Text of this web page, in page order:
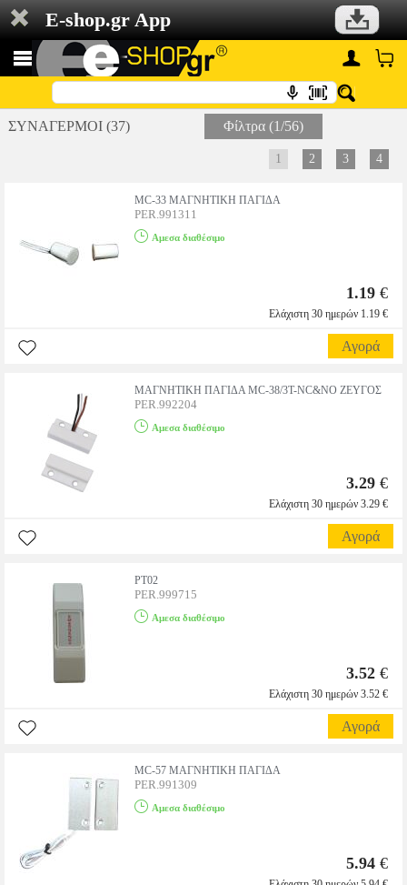
E-shop.gr App
ΣΥΝΑΓΕΡΜΟΙ (37) Φίλτρα (1/56)
1 2 3 4
MC-33 ΜΑΓΝΗΤΙΚΗ ΠΑΓΙΔΑ
PER.991311
Αμεσα διαθέσιμο
1.19 €
Ελάχιστη 30 ημερών 1.19 €
Αγορά
ΜΑΓΝΗΤΙΚΗ ΠΑΓΙΔΑ MC-38/3T-NC&NO ΖΕΥΓΟΣ
PER.992204
Αμεσα διαθέσιμο
3.29 €
Ελάχιστη 30 ημερών 3.29 €
Αγορά
PT02
PER.999715
Αμεσα διαθέσιμο
3.52 €
Ελάχιστη 30 ημερών 3.52 €
Αγορά
MC-57 ΜΑΓΝΗΤΙΚΗ ΠΑΓΙΔΑ
PER.991309
Αμεσα διαθέσιμο
5.94 €